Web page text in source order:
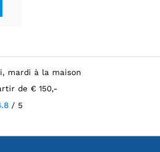
mardi à la maison
de € 150,-
/ 5